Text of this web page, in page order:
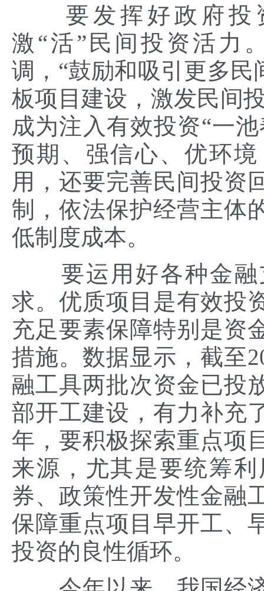
要发挥好政府投
激“活”民间投资活力
调，“鼓励和吸引更多
板项目建设，激发民间
成为注入有效投资“一
预期、强信心、优环
用，还要完善民间投资
制，依法保护经营主体
低制度成本。
要运用好各种金融
求。优质项目是有效投
充足要素保障特别是资
措施。数据显示，截至
融工具两批次资金已投
部开工建设，有力补充
年，要积极探索重点项
来源，尤其是要统筹
券、政策性开发性金融
保障重点项目早开工、
投资的良性循环。